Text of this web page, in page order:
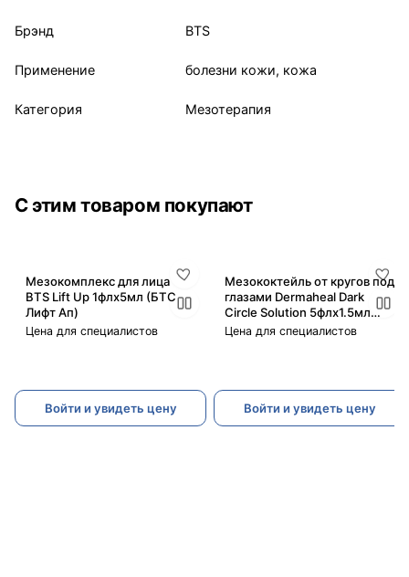
Брэнд BTS
Применение болезни кожи, кожа
Категория Мезотерапия
С этим товаром покупают
Мезокомплекс для лица
BTS Lift Up 1флx5мл (БТС
Лифт Ап)
Цена для специалистов
Войти и увидеть цену
Мезококтейль от кругов под
глазами Dermaheal Dark
Circle Solution 5флx1.5мл
(Дермахил Дарк Серкл
Цена для специалистов
Войти и увидеть цену